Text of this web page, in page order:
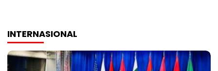
INTERNASIONAL